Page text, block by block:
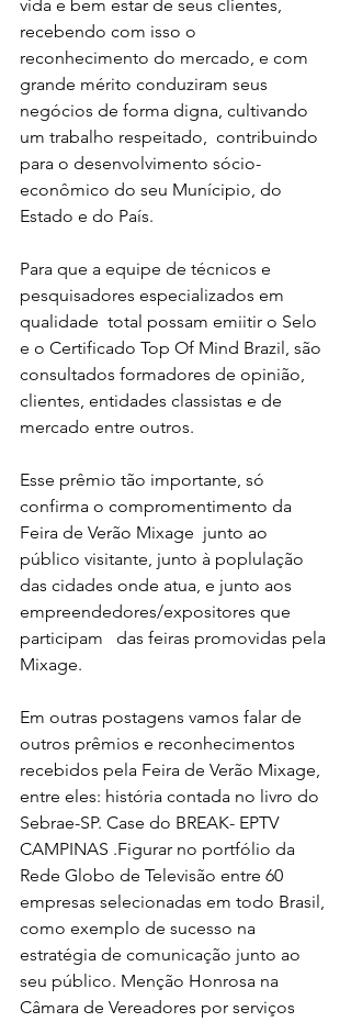
vida e bem estar de seus clientes,
recebendo com isso o
reconhecimento do mercado, e com
grande mérito conduziram seus
negócios de forma digna, cultivando
um trabalho respeitado,  contribuindo
para o desenvolvimento sócio-
econômico do seu Munícipio, do
Estado e do País.
Para que a equipe de técnicos e
pesquisadores especializados em
qualidade  total possam emiitir o Selo
e o Certificado Top Of Mind Brazil, são
consultados formadores de opinião,
clientes, entidades classistas e de
mercado entre outros.
Esse prêmio tão importante, só
confirma o compromentimento da
Feira de Verão Mixage  junto ao
público visitante, junto à poplulação
das cidades onde atua, e junto aos
empreendedores/expositores que
participam   das feiras promovidas pela
Mixage.
Em outras postagens vamos falar de
outros prêmios e reconhecimentos
recebidos pela Feira de Verão Mixage,
entre eles: história contada no livro do
Sebrae-SP. Case do BREAK- EPTV
CAMPINAS .Figurar no portfólio da
Rede Globo de Televisão entre 60
empresas selecionadas em todo Brasil,
como exemplo de sucesso na
estratégia de comunicação junto ao
seu público. Menção Honrosa na
Câmara de Vereadores por serviços